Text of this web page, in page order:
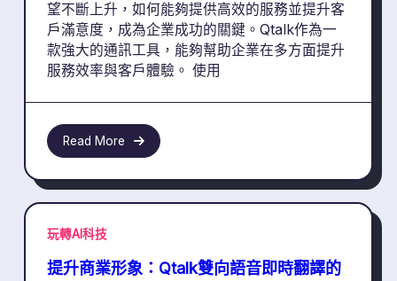
望不斷上升，如何能夠提供高效的服務並提升客
戶滿意度，成為企業成功的關鍵。Qtalk作為一
款強大的通訊工具，能夠幫助企業在多方面提升
服務效率與客戶體驗。 使用
Read More
玩轉AI科技
提升商業形象：Qtalk雙向語音即時翻譯的